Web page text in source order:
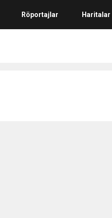
Röportajlar Haritalar